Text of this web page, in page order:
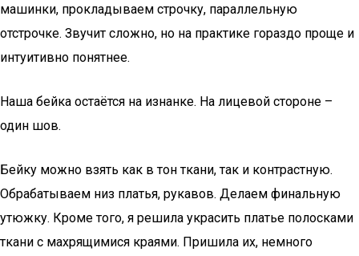
машинки, прокладываем строчку, параллельную
отстрочке. Звучит сложно, но на практике гораздо проще и
интуитивно понятнее.
Наша бейка остаётся на изнанке. На лицевой стороне –
один шов.
Бейку можно взять как в тон ткани, так и контрастную.
Обрабатываем низ платья, рукавов. Делаем финальную
утюжку. Кроме того, я решила украсить платье полосками
ткани с махрящимися краями. Пришила их, немного